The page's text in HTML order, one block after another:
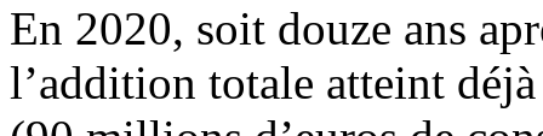
En 2020, soit douze ans
l’addition totale atteint